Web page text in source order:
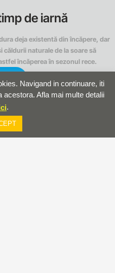
de iarnă
deja existentă din încăpere, dar
căldurii naturale de la soare să
încăperea în sezonul rece.
Navigand in continuare, iti
acestora. Afla mai multe detalii
.